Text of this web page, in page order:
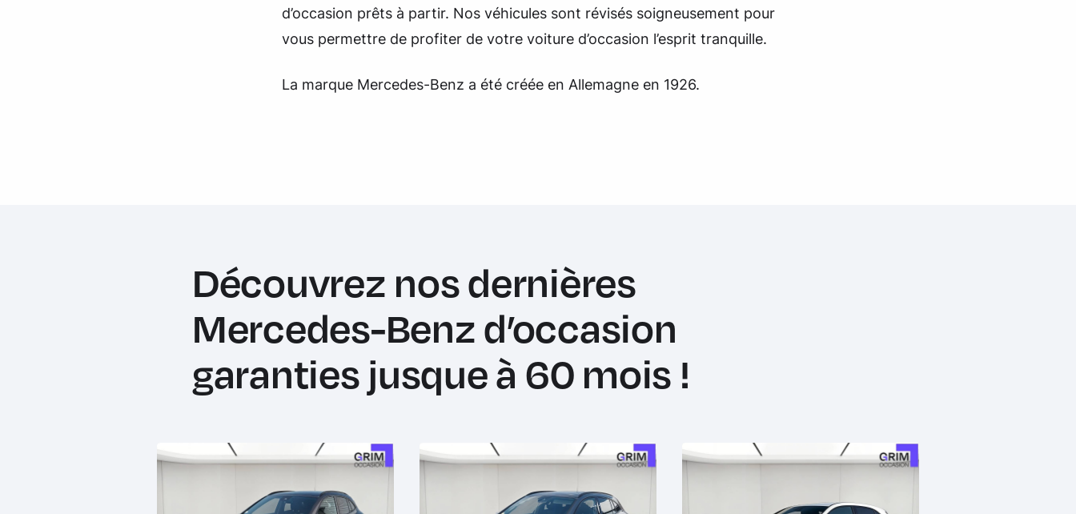
d’occasion prêts à partir. Nos véhicules sont révisés soigneusement pour
vous permettre de profiter de votre voiture d’occasion l’esprit tranquille.
La marque Mercedes-Benz a été créée en Allemagne en 1926.
Découvrez nos dernières
Mercedes-Benz d’occasion
garanties jusque à 60 mois !